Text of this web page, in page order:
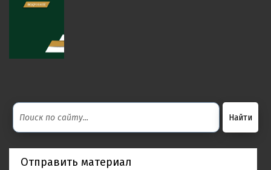
Отправить материал